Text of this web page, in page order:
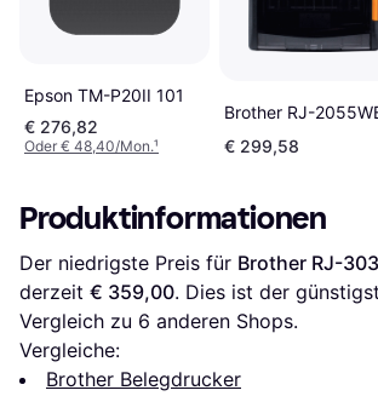
Epson TM-P20II 101
€ 276,82
Oder € 48,40/Mon.¹
Brother RJ-
€ 299,58
Produktinformationen
Der niedrigste Preis für Brother RJ-
derzeit € 359,00. Dies ist der
Vergleich zu 6 anderen Shops.
Vergleiche:
Brother Belegdrucker